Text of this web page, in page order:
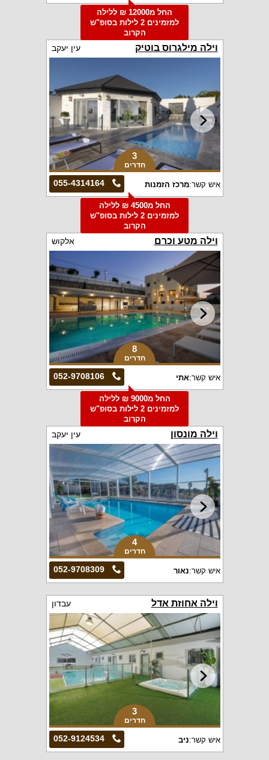
החל מ12000 ₪ ללילה
למזמינים 2 לילות בסופ"ש
הקרוב
וילה מילגרוס בוטיק עין יעקב
3
חדרים
055-4314164 איש קשר:מרכז הזמנות
החל מ4500 ₪ ללילה
למזמינים 2 לילות בסופ"ש
הקרוב
וילה מטע וכרם אלקוש
8
חדרים
052-9708106 איש קשר:אתי
החל מ9000 ₪ ללילה
למזמינים 2 לילות בסופ"ש
הקרוב
וילה מונסון עין יעקב
4
חדרים
052-9708309 איש קשר:נאור
וילה אחוזת אדל עבדון
3
חדרים
052-9124534 איש קשר:ניב